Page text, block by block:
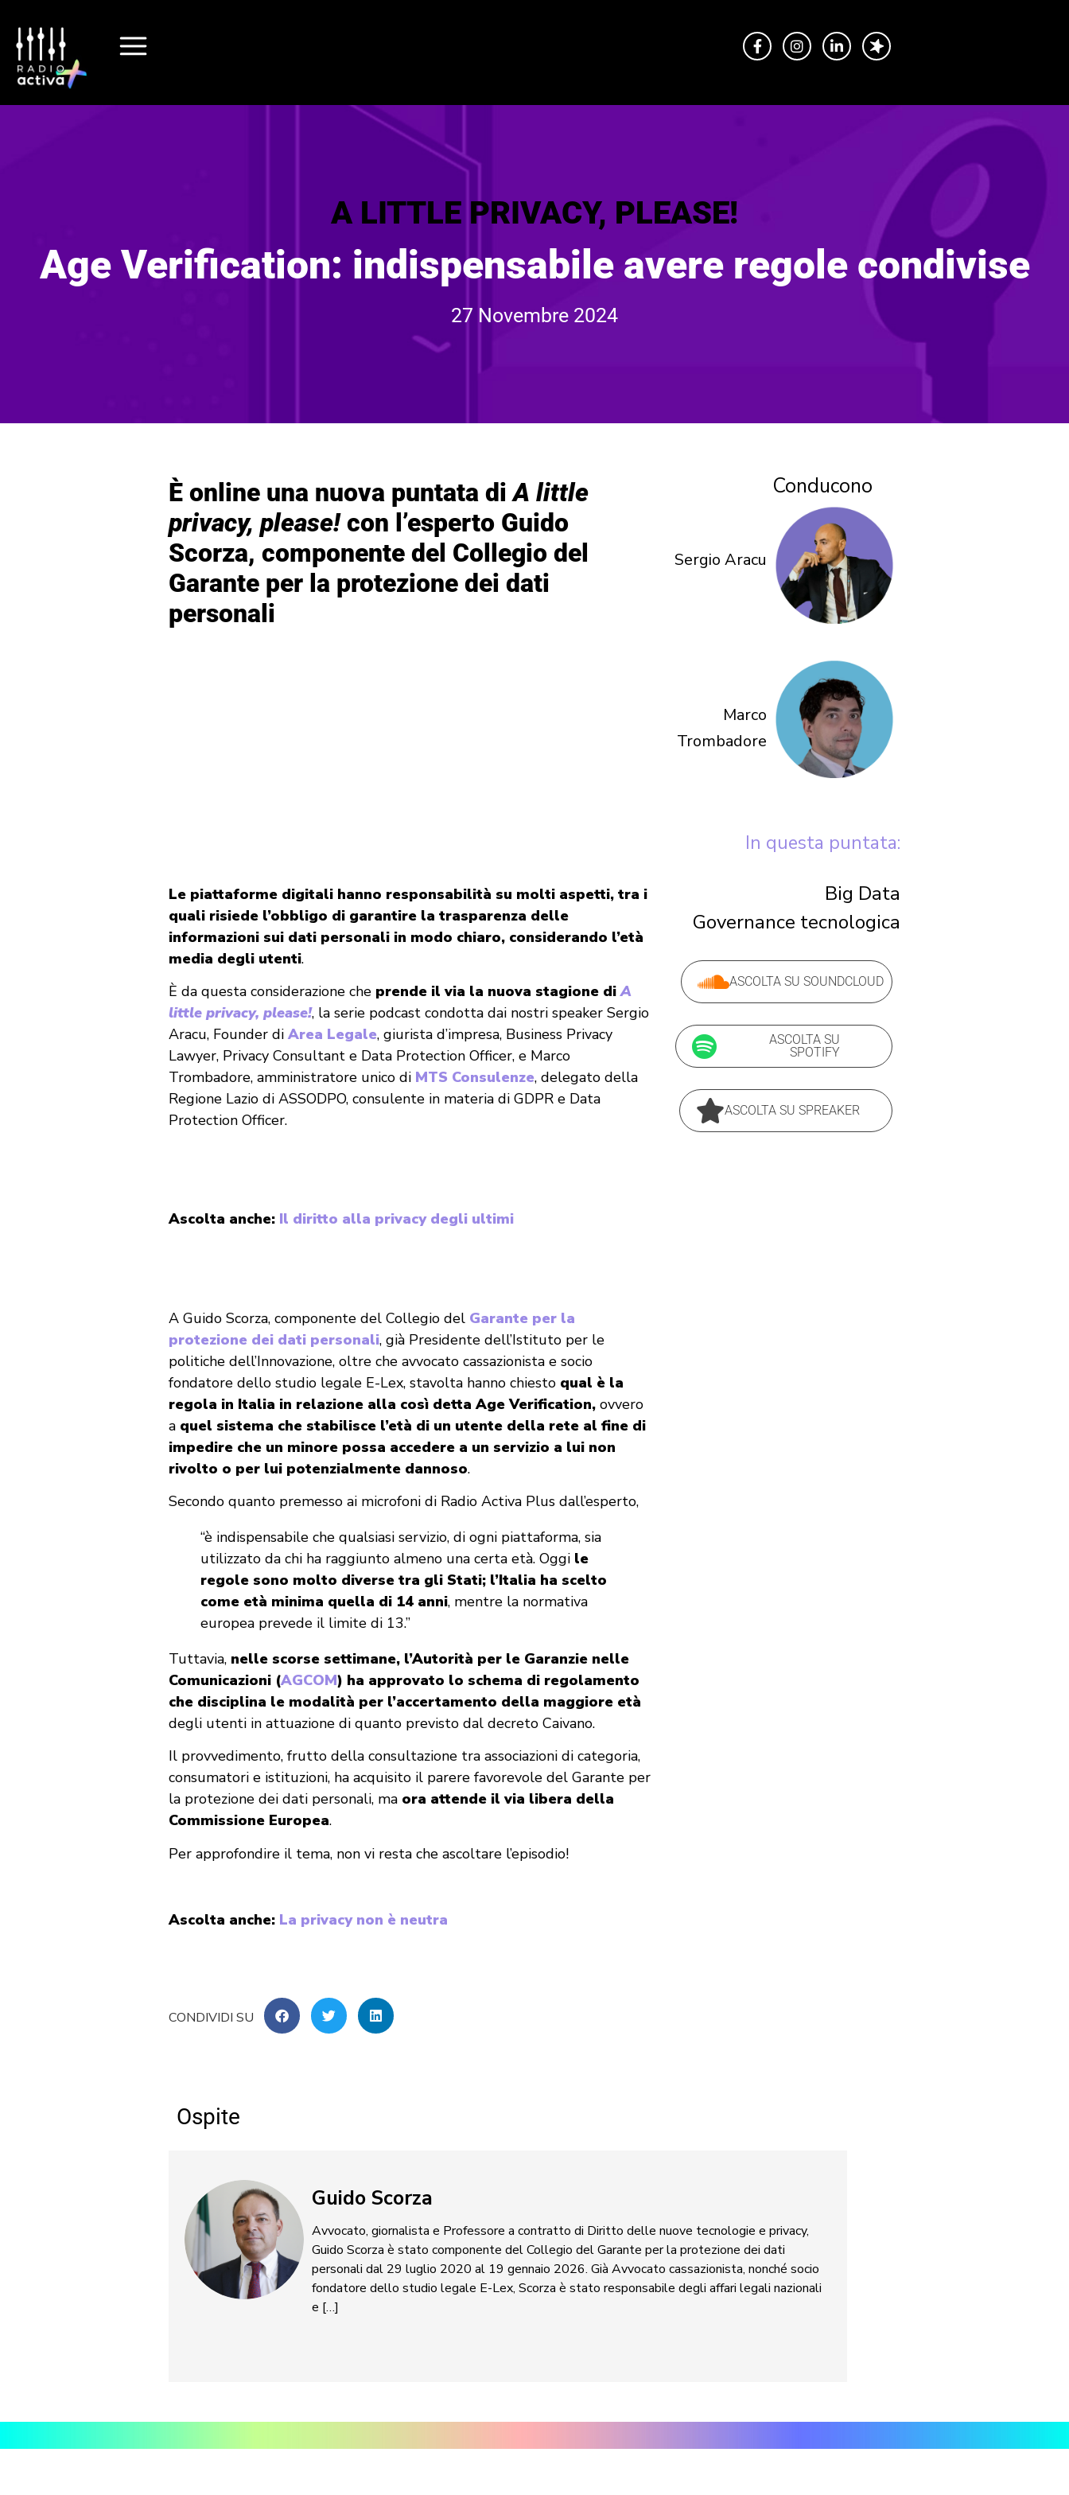
A LITTLE PRIVACY, PLEASE!
Age Verification: indispensabile avere regole condivise
27 Novembre 2024
È online una nuova puntata diA little
privacy, please!con l’esperto Guido
Scorza, componente del Collegio del
Garante per la protezione dei dati
personali
Le piattaforme digitali hanno responsabilità su molti aspetti, tra i
quali risiede l’obbligo di garantire la trasparenza delle
informazioni sui dati personali in modo chiaro, considerando l’età
media degli utenti.
È da questa considerazione che prende il via la nuova stagione di A
little privacy, please!, la serie podcast condotta dai nostri speaker Sergio
Aracu, Founder di Area Legale, giurista d’impresa, Business Privacy
Lawyer, Privacy Consultant e Data Protection Officer, e Marco
Trombadore, amministratore unico di MTS Consulenze, delegato della
Regione Lazio di ASSODPO, consulente in materia di GDPR e Data
Protection Officer.
Ascolta anche: Il diritto alla privacy degli ultimi
A Guido Scorza, componente del Collegio del Garante per la
protezione dei dati personali, già Presidente dell’Istituto per le
politiche dell’Innovazione, oltre che avvocato cassazionista e socio
fondatore dello studio legale E-Lex, stavolta hanno chiesto qual è la
regola in Italia in relazione alla così detta Age Verification, ovvero
a quel sistema che stabilisce l’età di un utente della rete al fine di
impedire che un minore possa accedere a un servizio a lui non
rivolto o per lui potenzialmente dannoso.
Secondo quanto premesso ai microfoni di Radio Activa Plus dall’esperto,
“è indispensabile che qualsiasi servizio, di ogni piattaforma, sia
utilizzato da chi ha raggiunto almeno una certa età. Oggi le
regole sono molto diverse tra gli Stati; l’Italia ha scelto
come età minima quella di 14 anni, mentre la normativa
europea prevede il limite di 13.”
Tuttavia, nelle scorse settimane, l’Autorità per le Garanzie nelle
Comunicazioni (AGCOM) ha approvato lo schema di regolamento
che disciplina le modalità per l’accertamento della maggiore età
degli utenti in attuazione di quanto previsto dal decreto Caivano.
Il provvedimento, frutto della consultazione tra associazioni di categoria,
consumatori e istituzioni, ha acquisito il parere favorevole del Garante per
la protezione dei dati personali, ma ora attende il via libera della
Commissione Europea.
Per approfondire il tema, non vi resta che ascoltare l’episodio!
Ascolta anche: La privacy non è neutra
Conducono
Sergio Aracu
Marco
Trombadore
In questa puntata:
Big Data
Governance tecnologica
ASCOLTA SU SOUNDCLOUD
ASCOLTA SU
SPOTIFY
ASCOLTA SU SPREAKER
Ospite
Guido Scorza
Avvocato, giornalista e Professore a contratto di Diritto delle nuove tecnologie e privacy,
Guido Scorza è stato componente del Collegio del Garante per la protezione dei dati
personali dal 29 luglio 2020 al 19 gennaio 2026. Già Avvocato cassazionista, nonché socio
fondatore dello studio legale E-Lex, Scorza è stato responsabile degli affari legali nazionali
e […]